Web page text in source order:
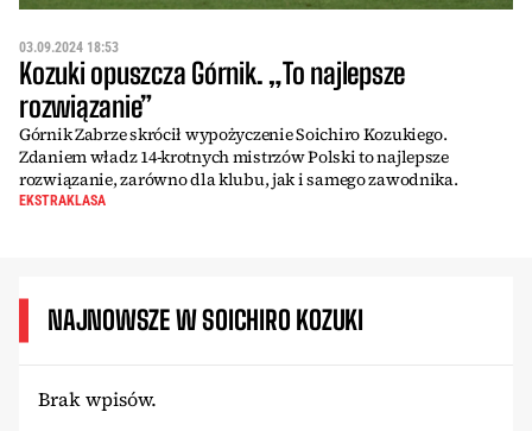
03.09.2024 18:53
Kozuki opuszcza Górnik. „To najlepsze
rozwiązanie”
Górnik Zabrze skrócił wypożyczenie Soichiro Kozukiego.
Zdaniem władz 14-krotnych mistrzów Polski to najlepsze
rozwiązanie, zarówno dla klubu, jak i samego zawodnika.
EKSTRAKLASA
NAJNOWSZE W SOICHIRO KOZUKI
Brak wpisów.